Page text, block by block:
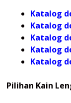
Katalog
Katalog
Katalog
Katalog
Katalog
Pilihan Kain